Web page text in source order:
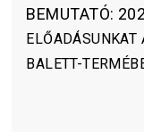
BEMUTATÓ:
BALETT-